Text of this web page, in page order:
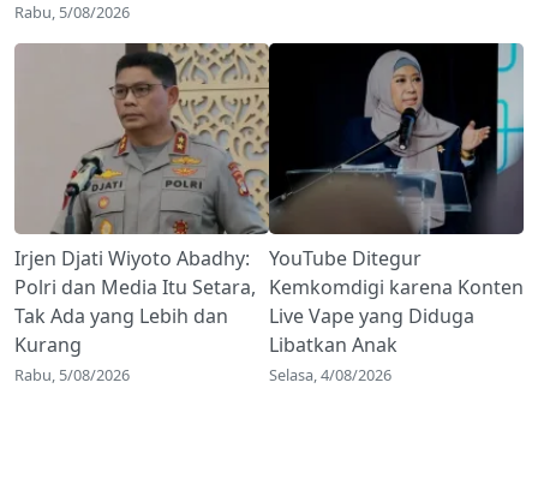
Rabu, 5/08/2026
Irjen Djati Wiyoto Abadhy:
Polri dan Media Itu Setara,
Tak Ada yang Lebih dan
Kurang
Rabu, 5/08/2026
YouTube Ditegur
Kemkomdigi karena Konten
Live Vape yang Diduga
Libatkan Anak
Selasa, 4/08/2026